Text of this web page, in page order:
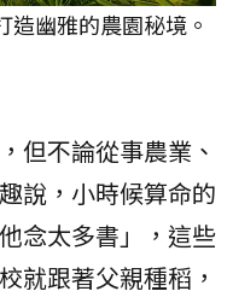
幽雅的農園秘境。
但不論從事農業、
說，小時候算命的
念太多書」，這些
就跟著父親種稻，